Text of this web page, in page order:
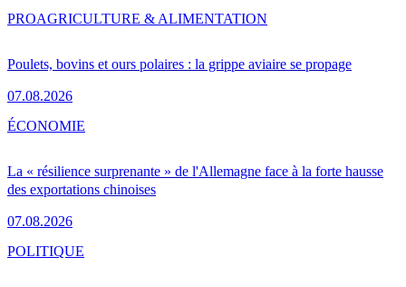
Poulets, bovins et ours polaires : la grippe aviaire se propage
07.08.2026
PROAGRICULTURE & ALIMENTATION
La « résilience surprenante » de l'Allemagne face à la forte hausse
des exportations chinoises
07.08.2026
ÉCONOMIE
POLITIQUE